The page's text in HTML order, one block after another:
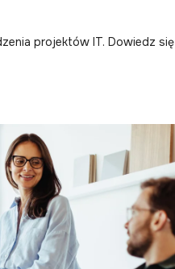
projektów IT. Dowiedz się